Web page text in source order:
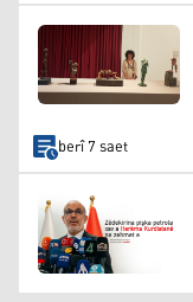
berî 7 saet